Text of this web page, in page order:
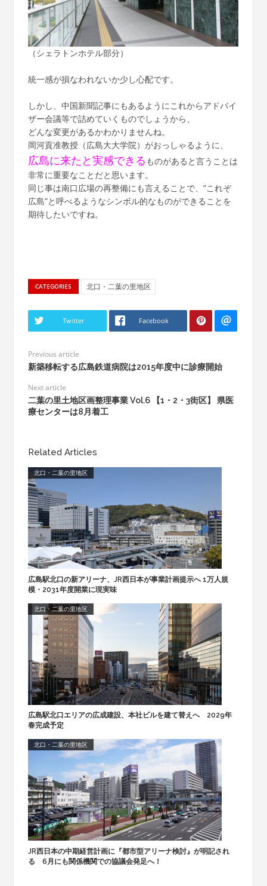
（シェラトンホテル部分）
統一感が損なわれないか少し心配です。
しかし、中国新聞記事にもあるようにこれからアドバイ
ザー会議等で詰めていくものでしょうから、
どんな変更があるかわかりませんね。
岡河貢准教授（広島大大学院）がおっしゃるように、
広島に来たと実感できる ものがあると言うことは
非常に重要なことだと思います。
同じ事は南口広場の再整備にも言えることで、”これぞ
広島”と呼べるようなシンボル的なものができることを
期待したいですね。
CATEGORIES 北口・二葉の里地区
Twitter Facebook
Previous article
新築移転する広島鉄道病院は2015年度中に診療開始
Next article
二葉の里土地区画整理事業 Vol.6 【1・2・3街区】 県医
療センターは8月着工
Related Articles
北口・二葉の里地区
広島駅北口の新アリーナ、JR西日本が事業計画提示へ 1万人規
模・2031年度開業に現実味
北口・二葉の里地区
広島駅北口エリアの広成建設、本社ビルを建て替えへ 2029年
春完成予定
北口・二葉の里地区
JR西日本の中期経営計画に『都市型アリーナ検討』が明記され
る 6月にも関係機関での協議会発足へ！